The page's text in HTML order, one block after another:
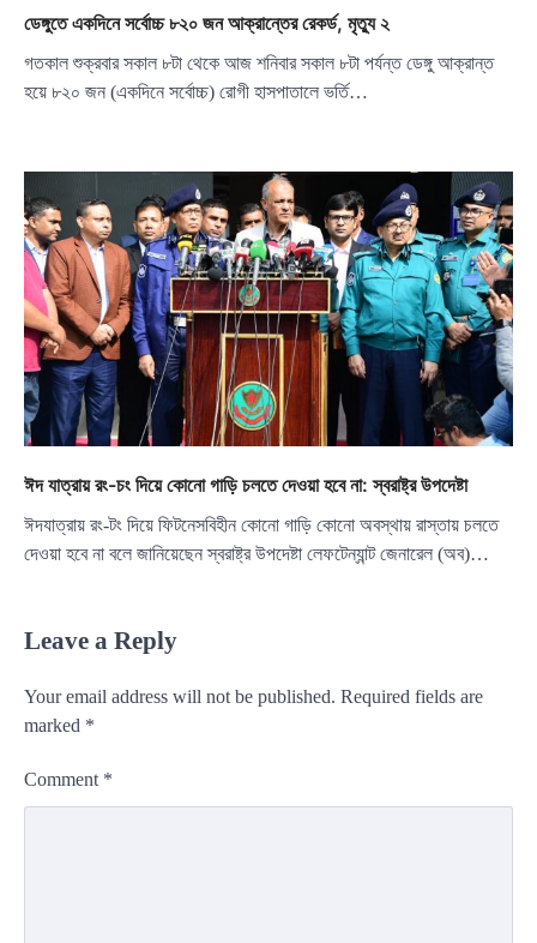
ডেঙ্গুতে একদিনে সর্বোচ্চ ৮২০ জন আক্রান্তের রেকর্ড, মৃত্যু ২
গতকাল শুক্রবার সকাল ৮টা থেকে আজ শনিবার সকাল ৮টা পর্যন্ত ডেঙ্গু আক্রান্ত
হয়ে ৮২০ জন (একদিনে সর্বোচ্চ) রোগী হাসপাতালে ভর্তি…
ঈদ যাত্রায় রং-চং দিয়ে কোনো গাড়ি চলতে দেওয়া হবে না: স্বরাষ্ট্র উপদেষ্টা
ঈদযাত্রায় রং-টং দিয়ে ফিটনেসবিহীন কোনো গাড়ি কোনো অবস্থায় রাস্তায় চলতে
দেওয়া হবে না বলে জানিয়েছেন স্বরাষ্ট্র উপদেষ্টা লেফটেন্যান্ট জেনারেল (অব)…
Leave a Reply
Your email address will not be published. Required fields are
marked *
Comment *